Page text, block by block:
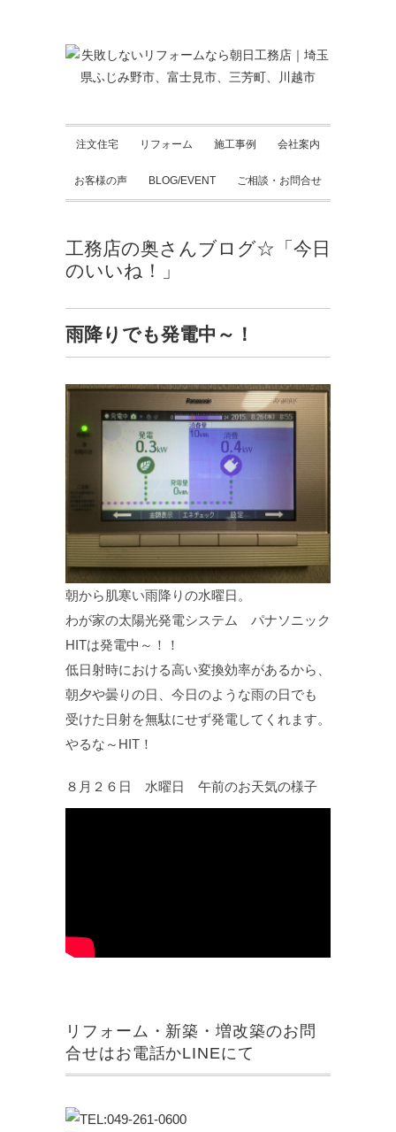
注文住宅 リフォーム 施工事例 会社案内
お客様の声 BLOG/EVENT ご相談・お問合せ
工務店の奥さんブログ☆「今日
のいいね！」
雨降りでも発電中～！
朝から肌寒い雨降りの水曜日。
わが家の太陽光発電システム パナソニック
HITは発電中～！！
低日射時における高い変換効率があるから、
朝夕や曇りの日、今日のような雨の日でも
受けた日射を無駄にせず発電してくれます。
やるな～HIT！
８月２６日 水曜日 午前のお天気の様子
リフォーム・新築・増改築のお問
合せはお電話かLINEにて